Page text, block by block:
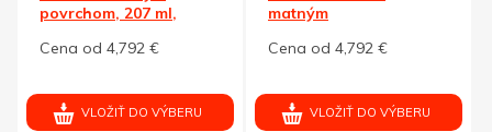
povrchom, 207 ml,
Cena od 4,792 €
VLOŽIŤ DO VÝBERU
matným
ml
Cena od 4,792 €
VLOŽIŤ DO VÝBERU